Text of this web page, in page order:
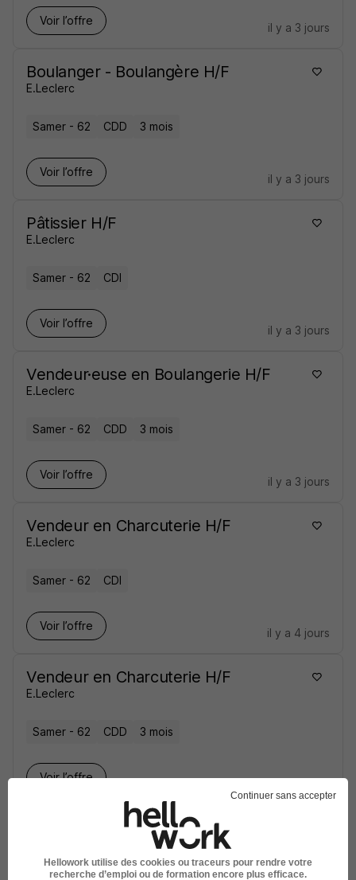
Voir l’offre
il y a 3 jours
Boulanger - Boulangère H/F
E.Leclerc
Samer - 62 CDD 3 mois
Voir l’offre
il y a 3 jours
Pâtissier H/F
E.Leclerc
Samer - 62 CDI
Voir l’offre
il y a 3 jours
Vendeur·euse en Boulangerie H/F
E.Leclerc
Samer - 62 CDD 3 mois
Voir l’offre
il y a 3 jours
Vendeur en Charcuterie H/F
E.Leclerc
Samer - 62 CDI
Voir l’offre
il y a 4 jours
Vendeur en Charcuterie H/F
E.Leclerc
Samer - 62 CDD 3 mois
Voir l’offre
Boucher Alternance H/F
Continuer sans accepter
Hellowork utilise des cookies ou traceurs pour rendre votre
recherche d’emploi ou de formation encore plus efficace.